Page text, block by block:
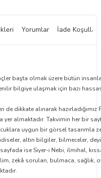
Yorumlar İade Koşulları
başta olmak üzere bütün
bilgiye ulaşmak için bazı
dikkate alınarak
yer almaktadır. Takvimin her bir
uygun bir görsel tasarımla
altın bilgiler, bilmeceler,
ise Siyer-i Nebi, ilmihal,
zekâ soruları, bulmaca, sağlık,